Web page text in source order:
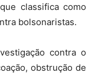
classifica como
bolsonaristas.
contra o
obstrução de